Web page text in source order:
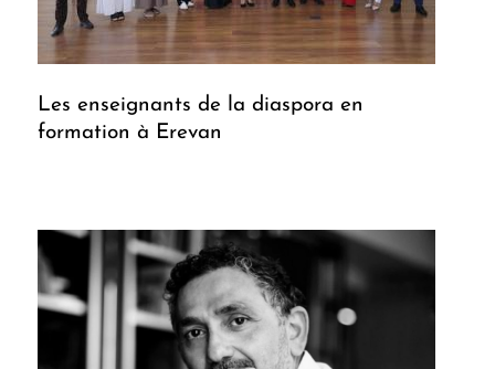
Les enseignants de la diaspora en
formation à Erevan